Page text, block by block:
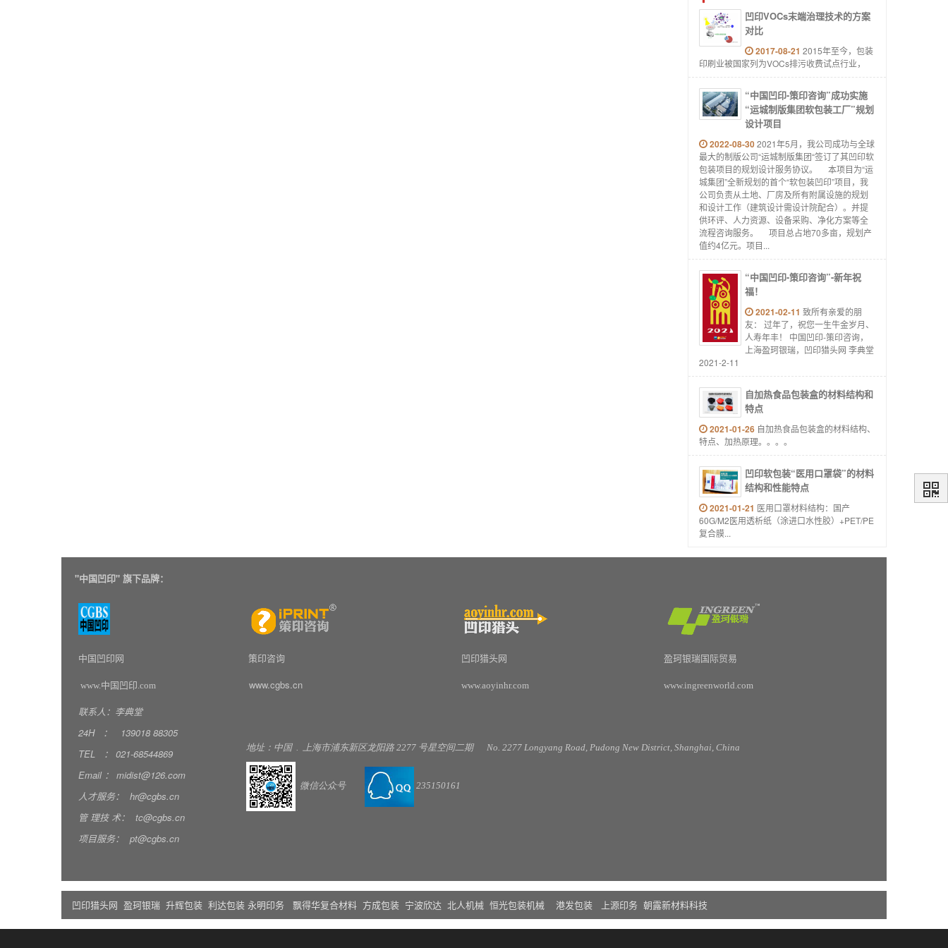
凹印VOCs末端治理技术的方案
对比
2017-08-21 2015年至今，包装
印刷业被国家列为VOCs排污收费试点行业，
“中国凹印-策印咨询”成功实施
“运城制版集团软包装工厂”规划
设计项目
2022-08-302021年5月，我公司成功与全球
最大的制版公司“运城制版集团“签订了其凹印软
包装项目的规划设计服务协议。 本项目为“运
城集团”全新规划的首个“软包装凹印”项目，我
公司负责从土地、厂房及所有附属设施的规划
和设计工作（建筑设计需设计院配合）。并提
供环评、人力资源、设备采购、净化方案等全
流程咨询服务。 项目总占地70多亩，规划产
值约4亿元。项目...
“中国凹印-策印咨询”-新年祝
福！
2021-02-11 致所有亲爱的朋
友： 过年了，祝您一生牛金岁月、
人寿年丰！ 中国凹印-策印咨询，
上海盈珂银瑞，凹印猎头网 李典堂
2021-2-11
自加热食品包装盒的材料结构和
特点
2021-01-26 自加热食品包装盒的材料结构、
特点、加热原理。。。。
凹印软包装“医用口罩袋”的材料
结构和性能特点
2021-01-21 医用口罩材料结构：国产
60G/M2医用透析纸（涂进口水性胶）+PET/PE
复合膜...
"中国凹印" 旗下品牌：
中国凹印网 策印咨询 凹印猎头网 盈珂银瑞国际贸易
www.中国凹印.com www.cgbs.cn www.aoyinhr.com www.ingreenworld.com
联系人：李典堂
24H
： 139018 88305
TEL
： 021-68544869
Email ： midist@126.com
人才服务：
hr@cgbs.cn
管 理技 术：
tc@cgbs.cn
项目服务：
pt@cgbs.cn
地址：中国 . 上海市浦东新区龙阳路 2277 号星空间二期 No. 2277 Longyang Road, Pudong New District, Shanghai, China
微信公众号 235150161
凹印猎头网 盈珂银瑞 升辉包装 利达包装 永明印务 飘得华复合材料 方成包装 宁波欣达 北人机械 恒光包装机械 港发包装 上源印务 朝露新材料科技